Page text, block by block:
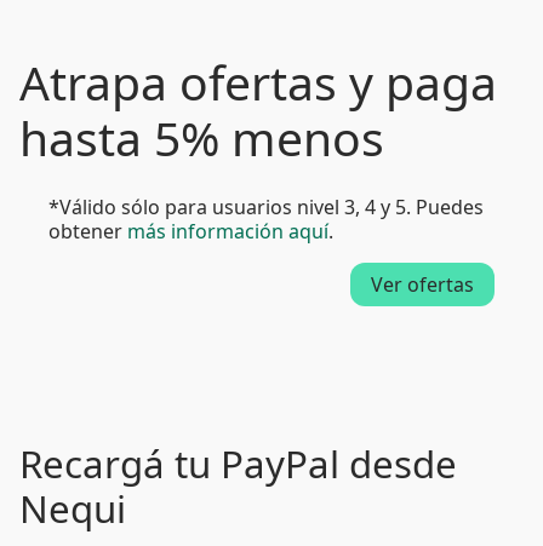
Atrapa ofertas y paga
hasta 5% menos
*Válido sólo para usuarios nivel 3, 4 y 5. Puedes
obtener más información aquí.
Ver ofertas
Recargá tu PayPal desde
Nequi